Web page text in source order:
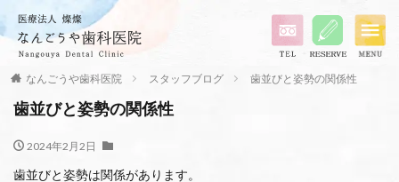
なんごうや歯科医院 スタッフブログ 歯並びと姿勢の関係性
歯並びと姿勢の関係性
2024年2月2日
歯並びと姿勢は関係があります。